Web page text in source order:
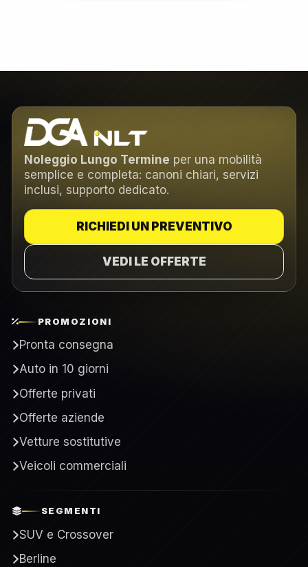
Noleggio Lungo Termine per una mobilità
semplice e completa: canoni chiari, servizi
inclusi, supporto dedicato.
RICHIEDI UN PREVENTIVO
VEDI LE OFFERTE
PROMOZIONI
Pronta consegna
Auto in 10 giorni
Offerte privati
Offerte aziende
Vetture sostitutive
Veicoli commerciali
SEGMENTI
SUV e Crossover
Berline